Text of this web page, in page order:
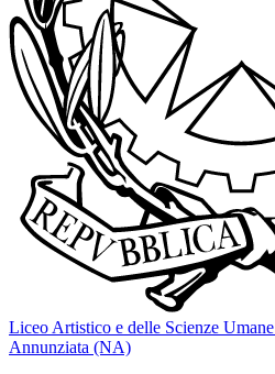
Liceo Artistico e delle Scienze Umane
Annunziata (NA)